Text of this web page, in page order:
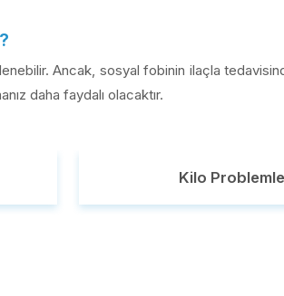
Ancak, sosyal fobinin ilaçla
daha faydalı olacaktır.
Kilo